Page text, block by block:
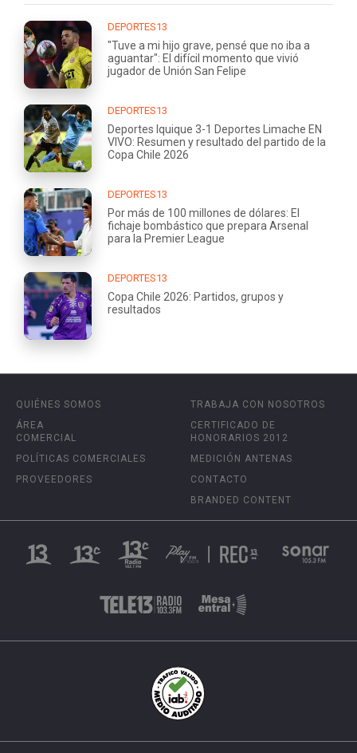
DEPORTES13
"Tuve a mi hijo grave, pensé que no iba a
aguantar": El difícil momento que vivió
jugador de Unión San Felipe
DEPORTES13
Deportes Iquique 3-1 Deportes Limache EN
VIVO: Resumen y resultado del partido de la
Copa Chile 2026
DEPORTES13
Por más de 100 millones de dólares: El
fichaje bombástico que prepara Arsenal
para la Premier League
DEPORTES13
Copa Chile 2026: Partidos, grupos y
resultados
QUIÉNES SOMOS
ÁREA
COMERCIAL
POLÍTICAS COMERCIALES
PROVEEDORES
TRABAJA CON NOSOTROS
CERTIFICADO DE
HONORARIOS 2012
MEDICIÓN ANTENAS
CONTACTO
BRANDED CONTENT